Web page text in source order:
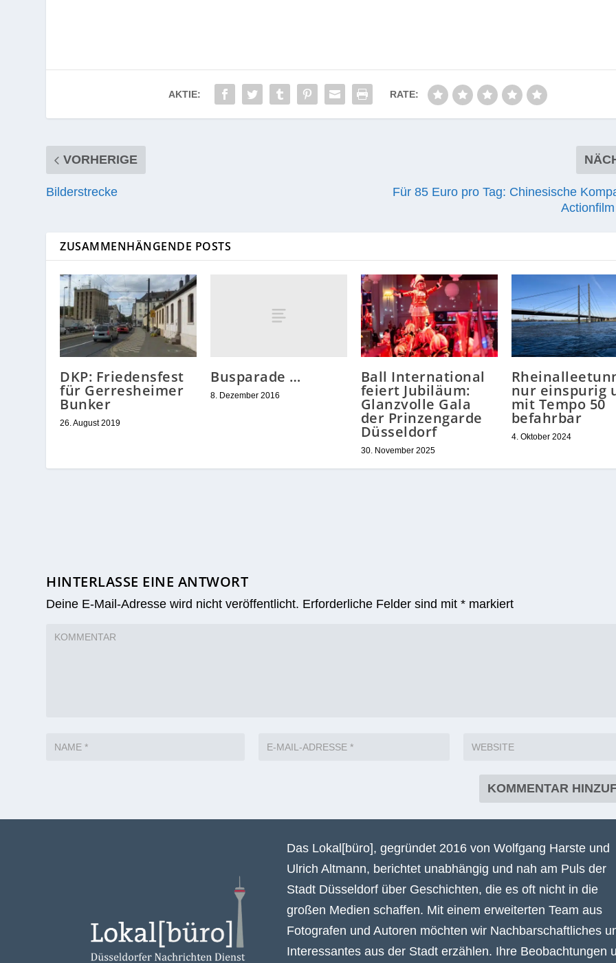
AKTIE: RATE:
VORHERIGE
Bilderstrecke
Für 85 Euro pro Tag: Chinesische
ZUSAMMENHÄNGENDE POSTS
DKP: Friedensfest
für Gerresheimer
Bunker
26. August 2019
Busparade …
8. Dezember 2016
Ball International
feiert Jubiläum:
Glanzvolle Gala
der Prinzengarde
Düsseldorf
30. November 2025
nur einspurig
mit Tempo 50
befahrbar
4. Oktober 2024
HINTERLASSE EINE ANTWORT
Deine E-Mail-Adresse wird nicht veröffentlicht. Erforderliche Felder sind mit* markiert
Das Lokal[büro], gegründet 2016 von Wolfgang Harste und
Ulrich Altmann, berichtet unabhängig und nah am Puls der
Stadt Düsseldorf über Geschichten, die es oft nicht in die
großen Medien schaffen. Mit einem erweiterten Team aus
Fotografen und Autoren möchten wir Nachbarschaftliches
Interessantes aus der Stadt erzählen. Ihre Beobachtungen